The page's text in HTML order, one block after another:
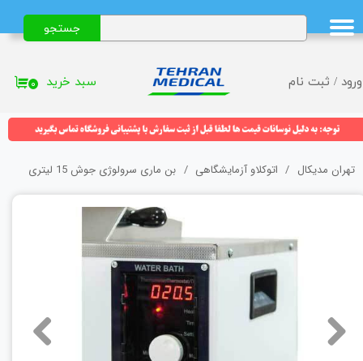
ورود / ثبت نام
حساب کاربری من
تغییر گذر واژه
خروج از حساب کاربری
جستجو
۰ سبد خرید
تهران مدیکال اتوکلاو آزمایشگاهی بن ماری سرولوژی جوش 15 لیتری